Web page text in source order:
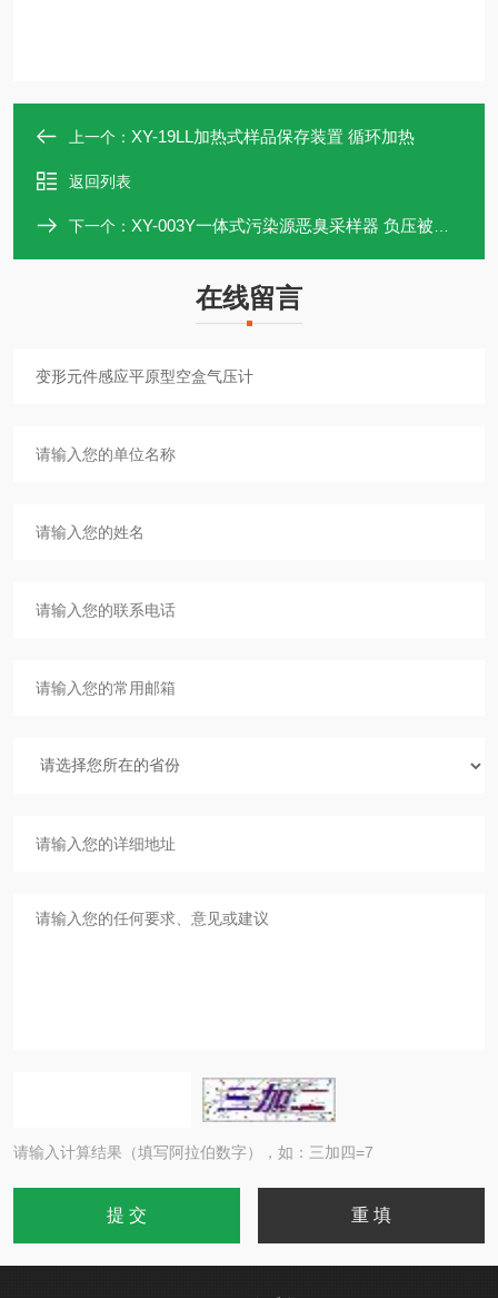
上一个： XY-19LL加热式样品保存装置 循环加热
返回列表
下一个： XY-003Y一体式污染源恶臭采样器 负压被动采样
在线留言
请输入计算结果（填写阿拉伯数字），如：三加四=7